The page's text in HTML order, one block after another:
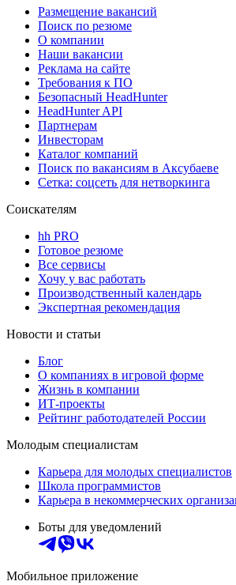
Размещение вакансий
Поиск по резюме
О компании
Наши вакансии
Реклама на сайте
Требования к ПО
Безопасный HeadHunter
HeadHunter API
Партнерам
Инвесторам
Каталог компаний
Поиск по вакансиям в Аксубаеве
Сетка: соцсеть для нетворкинга
Соискателям
hh PRO
Готовое резюме
Все сервисы
Хочу у вас работать
Производственный календарь
Экспертная рекомендация
Новости и статьи
Блог
О компаниях в игровой форме
Жизнь в компании
ИТ-проекты
Рейтинг работодателей России
Молодым специалистам
Карьера для молодых специалистов
Школа программистов
Карьера в некоммерческих
Боты для уведомлений
Мобильное приложение